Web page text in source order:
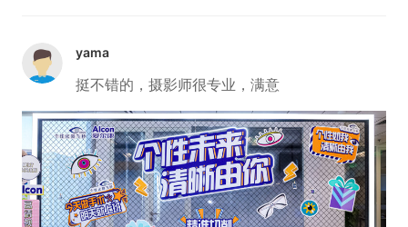
yama
挺不错的，摄影师很专业，满意